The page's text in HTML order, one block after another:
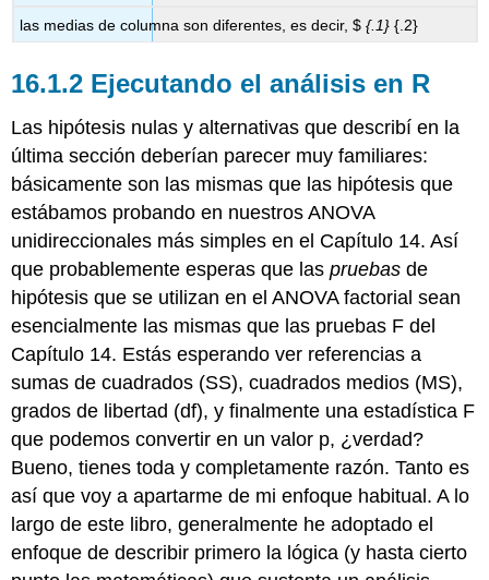
las medias de columna son diferentes, es decir, ${.1} {.2}
Ejecutando el análisis en R
Las hipótesis nulas y alternativas que describí en la
última sección deberían parecer muy familiares:
básicamente son las mismas que las hipótesis que
estábamos probando en nuestros ANOVA
unidireccionales más simples en el Capítulo 14. Así
que probablemente esperas que laspruebas de
hipótesis que se utilizan en el ANOVA factorial sean
esencialmente las mismas que las pruebas F del
Capítulo 14. Estás esperando ver referencias a
sumas de cuadrados (SS), cuadrados medios (MS),
grados de libertad (df), y finalmente una estadística F
que podemos convertir en un valor p, ¿verdad?
Bueno, tienes toda y completamente razón. Tanto es
así que voy a apartarme de mi enfoque habitual. A lo
largo de este libro, generalmente he adoptado el
enfoque de describir primero la lógica (y hasta cierto